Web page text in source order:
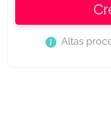
Altas